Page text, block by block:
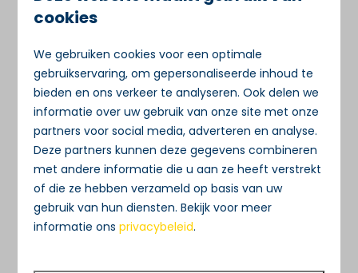
Kastelen en
bezienswaardigheden
Ontdek de mooie kastelen in de buurt van
Vakantiepark Rien van den Broeke Village.
Wande…
Meer
cookies
We gebruiken cookies voor een optimale
gebruikservaring, om gepersonaliseerde inhoud te
bieden en ons verkeer te analyseren. Ook delen we
informatie over uw gebruik van onze site met onze
partners voor social media, adverteren en analyse.
Deze partners kunnen deze gegevens combineren
met andere informatie die u aan ze heeft verstrekt
of die ze hebben verzameld op basis van uw
gebruik van hun diensten. Bekijk voor meer
informatie onsprivacybeleid.